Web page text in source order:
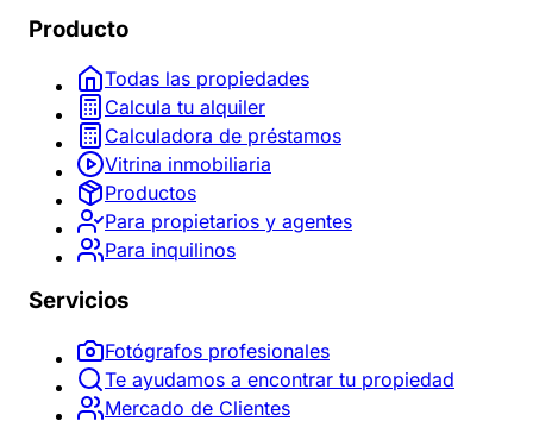
Producto
Todas las propiedades
Calcula tu alquiler
Calculadora de préstamos
Vitrina inmobiliaria
Productos
Para propietarios y agentes
Para inquilinos
Servicios
Fotógrafos profesionales
Te ayudamos a encontrar tu propiedad
Mercado de Clientes